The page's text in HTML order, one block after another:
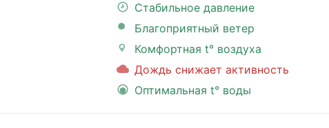
Стабильное давление
Благоприятный ветер
Комфортная t° воздуха
Дождь снижает активность
Оптимальная t° воды